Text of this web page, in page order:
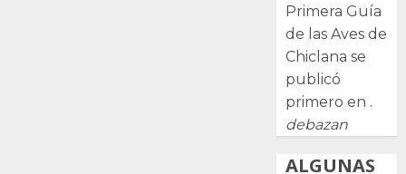
Primera Guía
de las Aves de
Chiclana se
publicó
primero en .
debazan
ALGUNAS